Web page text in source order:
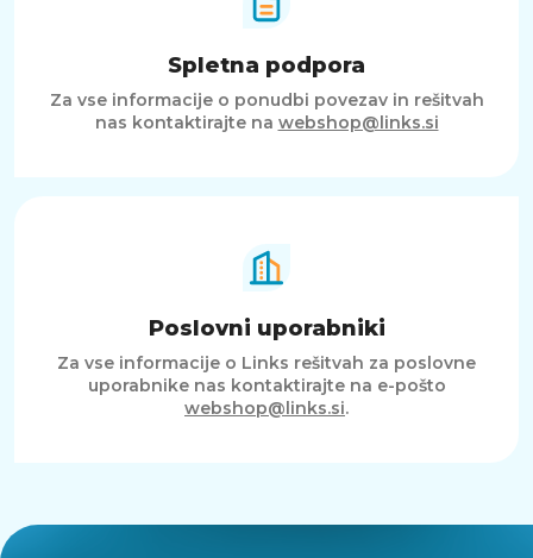
Spletna podpora
Za vse informacije o ponudbi povezav in rešitvah
nas kontaktirajte na webshop@links.si
Poslovni uporabniki
Za vse informacije o Links rešitvah za poslovne
uporabnike nas kontaktirajte na e-pošto
webshop@links.si.